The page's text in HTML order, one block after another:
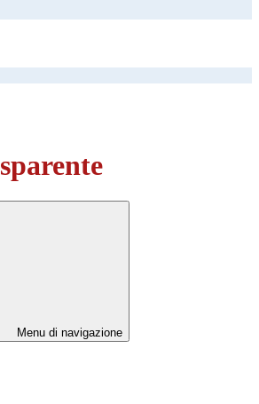
Menu di navigazione